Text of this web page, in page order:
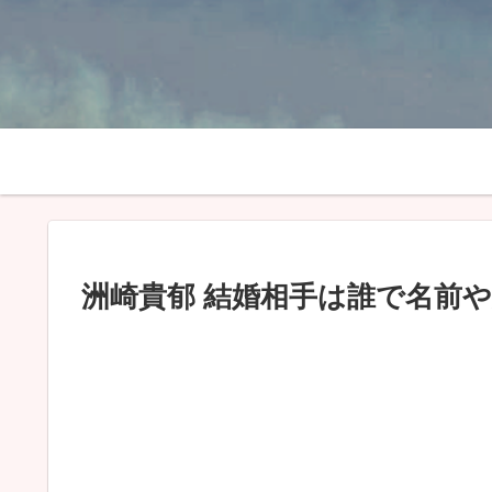
洲崎貴郁 結婚相手は誰で名前